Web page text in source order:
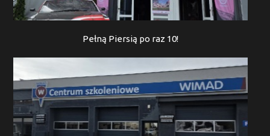
Pełną Piersią po raz 10!